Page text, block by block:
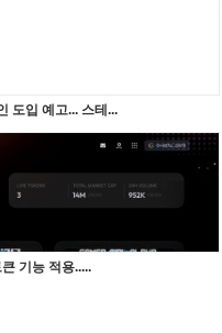
도입 예고... 스테...
기능 적용.....